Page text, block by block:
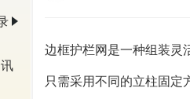
边框护栏网是一种组装灵
只需采用不同的立柱固定